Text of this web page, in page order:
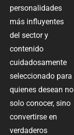
personalidades
más influyentes
del sector y
contenido
cuidadosamente
seleccionado para
quienes desean no
solo conocer, sino
convertirse en
verdaderos